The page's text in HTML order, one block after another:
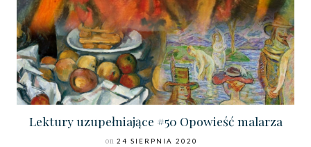
Lektury uzupełniające #50 Opowieść malarza
on 24 SIERPNIA 2020